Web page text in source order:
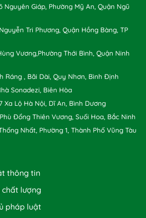
Nguyên Giáp, Phường Mỹ An, Quận Ngũ
Tri Phương, Quận Hồng Bàng, TP
Vương,Phường Thới Bình, Quận Ninh
Ráng , Bãi Dài, Quy Nhơn, Bình Định
Sonadezi, Biên Hòa
Xa Lộ Hà Nội, Dĩ An, Bình Dương
Đổng Thiên Vương, Suối Hoa, Bắc Ninh
Nhất, Phường 1, Thành Phố Vũng Tàu
thông tin
chất lượng
pháp luật